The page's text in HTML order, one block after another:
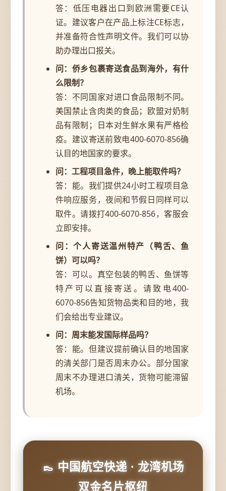
答：低压电器出口到欧洲需要CE认
证。建议客户在产品上标注CE标志，
并准备符合性声明文件。我们可以协
助办理出口报关。
问：侨乡包裹寄送食品到海外，有什
么限制？
答：不同国家对进口食品限制不同。
美国禁止含肉类的食品；欧盟对奶制
品有限制；日本对生鲜水果有严格检
疫。建议寄送前致电400-6070-856确
认目的地国家的要求。
问：工程项目急件，晚上能取件吗？
答：能。我们提供24小时工程项目急
件响应服务，夜间和节假日同样可以
取件。请拨打400-6070-856，客服会
立即安排。
问：个人寄送温州特产（鸭舌、鱼
饼）可以吗？
答：可以。真空包装的鸭舌、鱼饼等
特产可以直接寄送。请致电400-
6070-856告知货物品类和目的地，我
们会给出专业建议。
问：周末能发国际样品吗？
答：能。但建议提前确认目的地国家
的清关部门是否周末办公。部分国家
周末不办理进口清关，货物可能滞留
机场。
👞 中国航空快递 · 龙湾机场
双金名片枢纽